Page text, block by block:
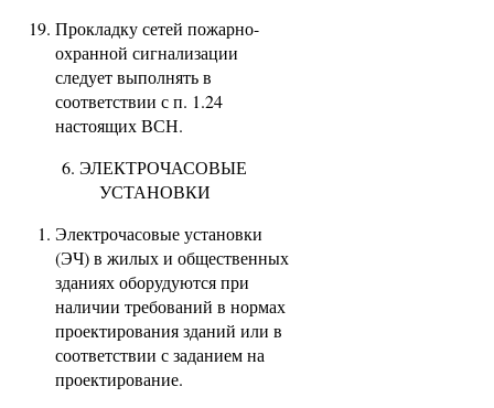
Прокладку сетей пожарно-
охранной сигнализации
следует выполнять в
соответствии с п. 1.24
настоящих ВСН.
6. ЭЛЕКТРОЧАСОВЫЕ
УСТАНОВКИ
Электрочасовые установки
(ЭЧ) в жилых и общественных
зданиях оборудуются при
наличии требований в нормах
проектирования зданий или в
соответствии с заданием на
проектирование.